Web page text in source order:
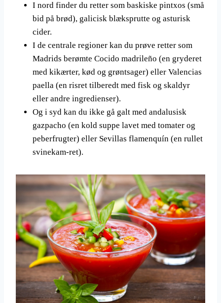
I nord finder du retter som baskiske pintxos (små
bid på brød), galicisk blæksprutte og asturisk
cider.
I de centrale regioner kan du prøve retter som
Madrids berømte Cocido madrileño (en gryderet
med kikærter, kød og grøntsager) eller Valencias
paella (en risret tilberedt med fisk og skaldyr
eller andre ingredienser).
Og i syd kan du ikke gå galt med andalusisk
gazpacho (en kold suppe lavet med tomater og
peberfrugter) eller Sevillas flamenquín (en rullet
svinekam-ret).